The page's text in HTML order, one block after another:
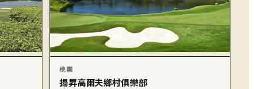
桃園
揚昇高爾夫鄉村俱樂部